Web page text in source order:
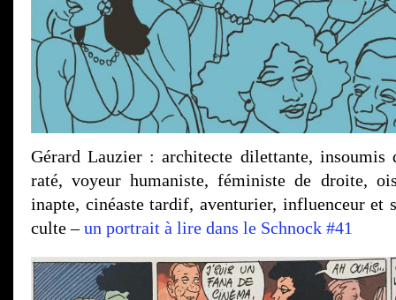
Gérard Lauzier : architecte dilettante, insoumis
raté, voyeur humaniste, féministe de droite,
inapte, cinéaste tardif, aventurier, influenceur et
culte –un portrait à lire dans le Schnock #41